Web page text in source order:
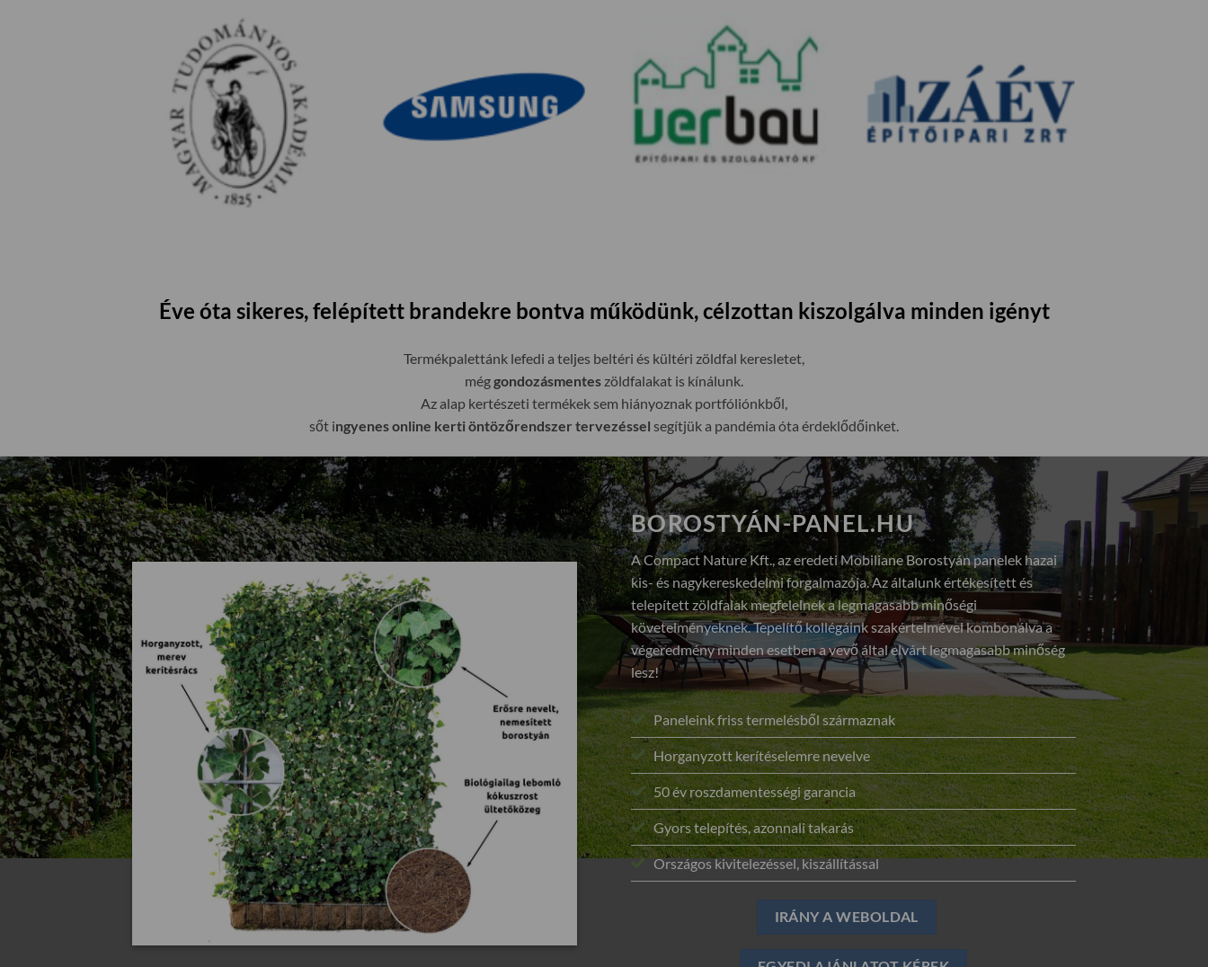
Éve óta sikeres, felépített brandekre bontva működünk, célzottan kiszolgálva minden igényt
Termékpalettánk lefedi a teljes beltéri és kültéri zöldfal keresletet,
méggondozásmentes zöldfalakat is kínálunk.
Az alap kertészeti termékek sem hiányoznak portfóliónkből,
sőt ingyenes online kerti öntözőrendszer tervezéssel segítjük a pandémia óta érdeklődőinket.
BOROSTYÁN-PANEL.HU
A Compact Nature Kft., az eredeti Mobiliane Borostyán panelek hazai
kis- és nagykereskedelmi forgalmazója. Az általunk értékesített és
telepített zöldfalak megfelelnek a legmagasabb minőségi
követelményeknek. Tepelítő kollégáink szakértelmével kombonálva a
végeredmény minden esetben a vevő által elvárt legmagasabb minőség
lesz!
Paneleink friss termelésből származnak
Horganyzott kerítéselemre nevelve
50 év roszdamentességi garancia
Gyors telepítés, azonnali takarás
Országos kivitelezéssel, kiszállítással
IRÁNY A WEBOLDAL